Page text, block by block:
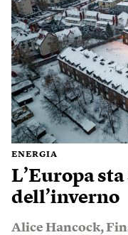
ENERGIA
L’Europa
dell’inverno
Alice Hancock,